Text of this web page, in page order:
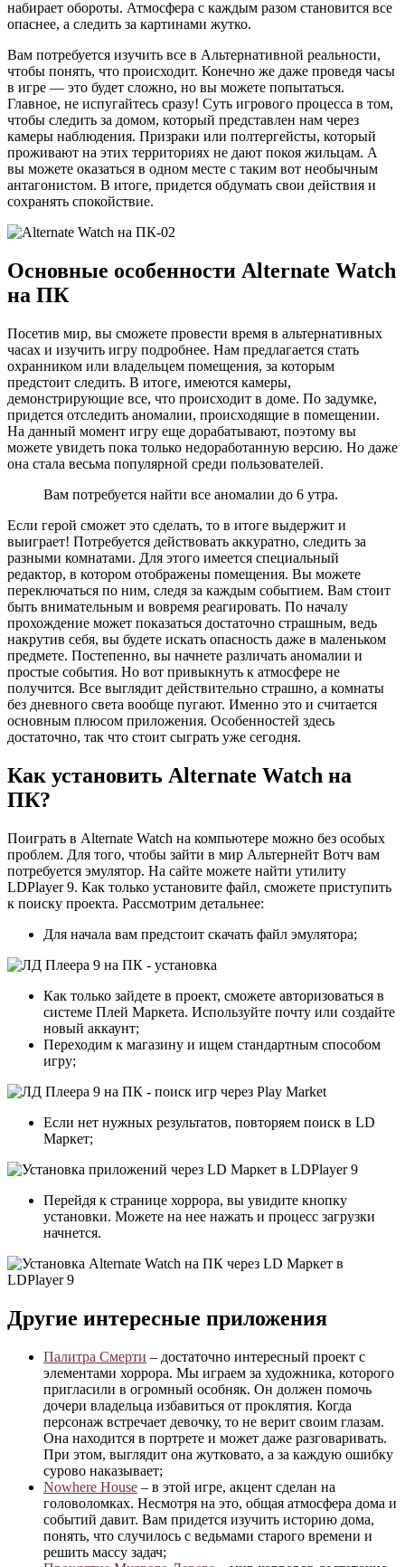
набирает обороты. Атмосфера с каждым разом становится все
опаснее, а следить за картинами жутко.
Вам потребуется изучить все в Альтернативной реальности,
чтобы понять, что происходит. Конечно же даже проведя часы
в игре — это будет сложно, но вы можете попытаться.
Главное, не испугайтесь сразу! Суть игрового процесса в том,
чтобы следить за домом, который представлен нам через
камеры наблюдения. Призраки или полтергейсты, который
проживают на этих территориях не дают покоя жильцам. А
вы можете оказаться в одном месте с таким вот необычным
антагонистом. В итоге, придется обдумать свои действия и
сохранять спокойствие.
Основные особенности Alternate Watch
на ПК
Посетив мир, вы сможете провести время в альтернативных
часах и изучить игру подробнее. Нам предлагается стать
охранником или владельцем помещения, за которым
предстоит следить. В итоге, имеются камеры,
демонстрирующие все, что происходит в доме. По задумке,
придется отследить аномалии, происходящие в помещении.
На данный момент игру еще дорабатывают, поэтому вы
можете увидеть пока только недоработанную версию. Но даже
она стала весьма популярной среди пользователей.
Вам потребуется найти все аномалии до 6 утра.
Если герой сможет это сделать, то в итоге выдержит и
выиграет! Потребуется действовать аккуратно, следить за
разными комнатами. Для этого имеется специальный
редактор, в котором отображены помещения. Вы можете
переключаться по ним, следя за каждым событием. Вам стоит
быть внимательным и вовремя реагировать. По началу
прохождение может показаться достаточно страшным, ведь
накрутив себя, вы будете искать опасность даже в маленьком
предмете. Постепенно, вы начнете различать аномалии и
простые события. Но вот привыкнуть к атмосфере не
получится. Все выглядит действительно страшно, а комнаты
без дневного света вообще пугают. Именно это и считается
основным плюсом приложения. Особенностей здесь
достаточно, так что стоит сыграть уже сегодня.
Как установить Alternate Watch на
ПК?
Поиграть в Alternate Watch на компьютере можно без особых
проблем. Для того, чтобы зайти в мир Альтернейт Вотч вам
потребуется эмулятор. На сайте можете найти утилиту
LDPlayer 9. Как только установите файл, сможете приступить
к поиску проекта. Рассмотрим детальнее:
Для начала вам предстоит скачать файл эмулятора;
Как только зайдете в проект, сможете авторизоваться в
системе Плей Маркета. Используйте почту или создайте
новый аккаунт;
Переходим к магазину и ищем стандартным способом
игру;
Если нет нужных результатов, повторяем поиск в LD
Маркет;
Перейдя к странице хоррора, вы увидите кнопку
установки. Можете на нее нажать и процесс загрузки
начнется.
Другие интересные приложения
Палитра Смерти – достаточно интересный проект с
элементами хоррора. Мы играем за художника, которого
пригласили в огромный особняк. Он должен помочь
дочери владельца избавиться от проклятия. Когда
персонаж встречает девочку, то не верит своим глазам.
Она находится в портрете и может даже разговаривать.
При этом, выглядит она жутковато, а за каждую ошибку
сурово наказывает;
Nowhere House – в этой игре, акцент сделан на
головоломках. Несмотря на это, общая атмосфера дома и
событий давит. Вам придется изучить историю дома,
понять, что случилось с ведьмами старого времени и
решить массу задач;